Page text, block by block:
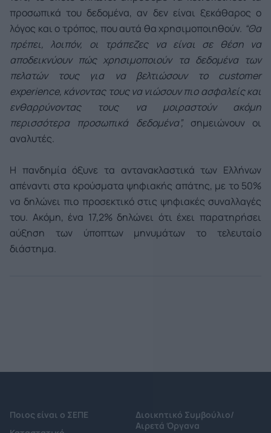
προσωπικά του δεδομένα, αν δεν είναι ξεκάθαρος ο
λόγος και ο τρόπος, που αυτά θα χρησιμοποιηθούν. “Θα
πρέπει, λοιπόν, οι τράπεζες να είναι σε θέση να
αποδεικνύουν πώς χρησιμοποιούν τα δεδομένα των
πελατών τους για να βελτιώσουν το customer
experience, κάνοντας τους να νιώσουν πιο ασφαλείς και
ενθαρρύνοντας τους να μοιραστούν ακόμη
περισσότερα προσωπικά δεδομένα”,σημειώνουν οι
αναλυτές.
Η πανδημία όξυνε τα αντανακλαστικά των Ελλήνων
απέναντι στα κρούσματα ψηφιακής απάτης, με το 50%
να δηλώνει πιο προσεκτικό στις ψηφιακές συναλλαγές
του. Ακόμη, ένα 17,2% δηλώνει ότι έχει παρατηρήσει
αύξηση των ύποπτων μηνυμάτων το τελευταίο
διάστημα.
Ποιος είναι ο ΣΕΠΕ
Διοικητικό Συμβούλιο/
Αιρετά Όργανα